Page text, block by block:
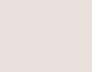
men også med kraft og
til 1300-tallets munke,
Luciano